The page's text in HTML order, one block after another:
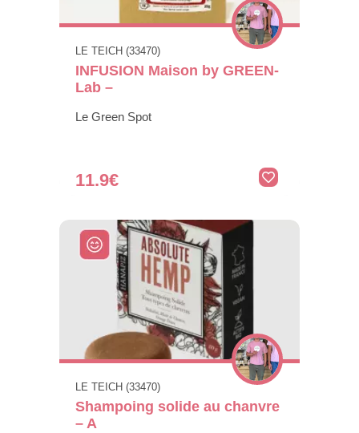
LE TEICH (33470)
INFUSION Maison by GREEN-
Lab –
Le Green Spot
11.9€
LE TEICH (33470)
Shampoing solide au chanvre
– A